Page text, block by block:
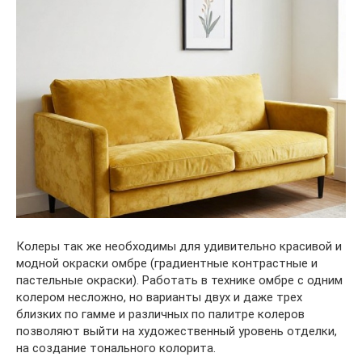
Колеры так же необходимы для удивительно красивой и
модной окраски омбре (градиентные контрастные и
пастельные окраски). Работать в технике омбре с одним
колером несложно, но варианты двух и даже трех
близких по гамме и различных по палитре колеров
позволяют выйти на художественный уровень отделки,
на создание тонального колорита.